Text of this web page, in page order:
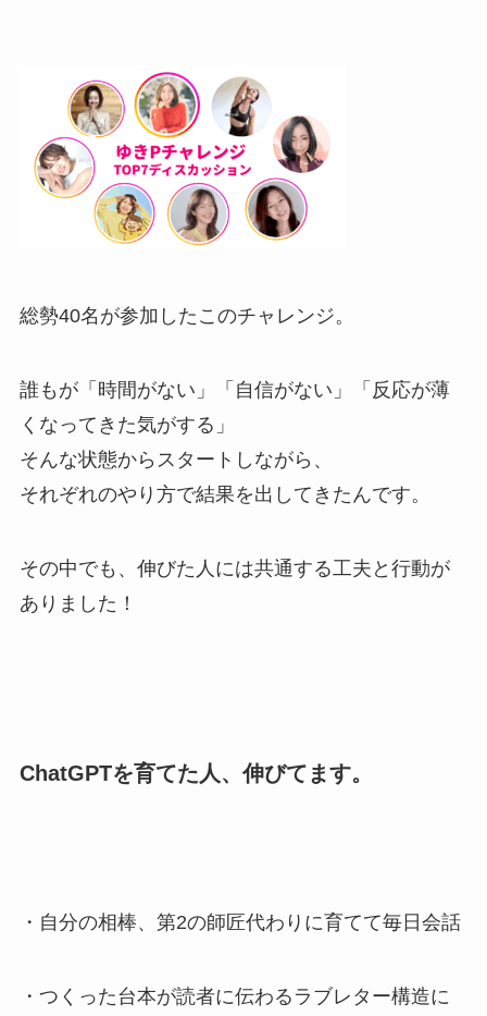
総勢40名が参加したこのチャレンジ。
誰もが「時間がない」「自信がない」「反応が薄
くなってきた気がする」
そんな状態からスタートしながら、
それぞれのやり方で結果を出してきたんです。
その中でも、伸びた人には共通する工夫と行動が
ありました！
ChatGPTを育てた人、伸びてます。
・自分の相棒、第2の師匠代わりに育てて毎日会話
・つくった台本が読者に伝わるラブレター構造に